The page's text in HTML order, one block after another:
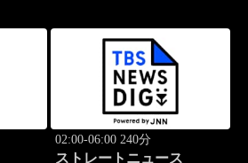
02:00-06:00 240分
ストレートニュース